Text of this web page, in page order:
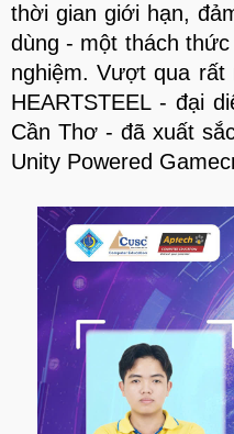
thời gian giới hạn,
dùng - một thách
nghiệm. Vượt qua
HEARTSTEEL - đại
Cần Thơ - đã xuất
Unity Powered